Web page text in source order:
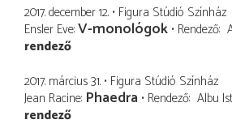
2017. december 12. Figura Stúdió Színház
Ensler Eve V-monológok Rendező
rendező
2017. március 31. Figura Stúdió Színház
Jean Racine Phaedra Rendező Albu
rendező